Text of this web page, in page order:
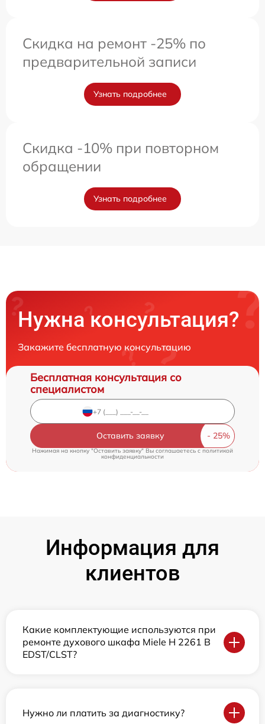
Скидка на ремонт -25% по
предварительной записи
Узнать подробнее
Скидка -10% при повторном
обращении
Узнать подробнее
Нужна консультация?
Закажите бесплатную консультацию
Бесплатная консультация со
специалистом
Оставить заявку
Нажимая на кнопку "Оставить заявку" Вы соглашаетесь cполитикой
конфиденциальности
Информация для
клиентов
Какие комплектующие используются при
ремонте духового шкафа Miele H 2261 B
EDST/CLST?
Нужно ли платить за диагностику?